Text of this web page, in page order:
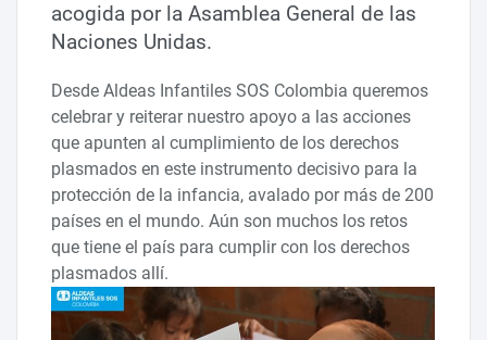
acogida por la Asamblea General de las
Naciones Unidas.
Desde Aldeas Infantiles SOS Colombia queremos
celebrar y reiterar nuestro apoyo a las acciones
que apunten al cumplimiento de los derechos
plasmados en este instrumento decisivo para la
protección de la infancia, avalado por más de 200
países en el mundo. Aún son muchos los retos
que tiene el país para cumplir con los derechos
plasmados allí.